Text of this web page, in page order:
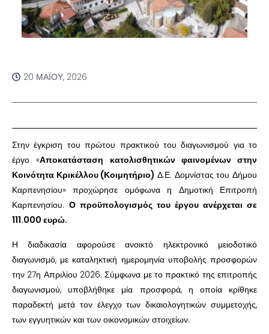
20 ΜΑΪ́ΟΥ, 2026
Στην έγκριση του πρώτου πρακτικού του διαγωνισμού για το
έργο «Αποκατάσταση κατολισθητικών φαινομένων στην
Κοινότητα Κρικέλλου (Κοιμητήριο) Δ.Ε. Δομνίστας του Δήμου
Καρπενησίου» προχώρησε ομόφωνα η Δημοτική Επιτροπή
Καρπενησίου. Ο προϋπολογισμός του έργου ανέρχεται σε
111.000 ευρώ.
Η διαδικασία αφορούσε ανοικτό ηλεκτρονικό μειοδοτικό
διαγωνισμό, με καταληκτική ημερομηνία υποβολής προσφορών
την 27η Απριλίου 2026. Σύμφωνα με το πρακτικό της επιτροπής
διαγωνισμού, υποβλήθηκε μία προσφορά, η οποία κρίθηκε
παραδεκτή μετά τον έλεγχο των δικαιολογητικών συμμετοχής,
των εγγυητικών και των οικονομικών στοιχείων.